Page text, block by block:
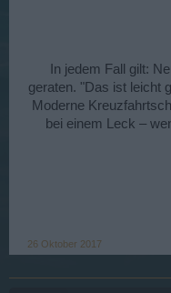
In jedem Fall gilt:
geraten. "Das ist leicht
Moderne
bei einem Leck –
26 Oktober 2017